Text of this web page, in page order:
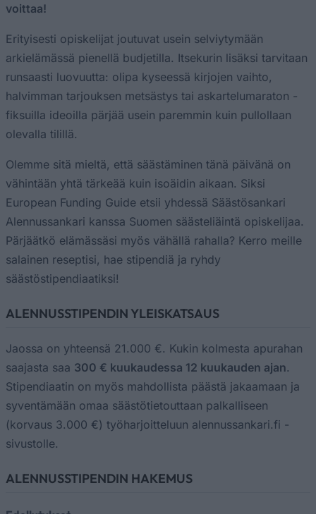
voittaa!
Erityisesti opiskelijat joutuvat usein selviytymään
arkielämässä pienellä budjetilla. Itsekurin lisäksi tarvitaan
runsaasti luovuutta: olipa kyseessä kirjojen vaihto,
halvimman tarjouksen metsästys tai askartelumaraton -
fiksuilla ideoilla pärjää usein paremmin kuin pullollaan
olevalla tilillä.
Olemme sitä mieltä, että säästäminen tänä päivänä on
vähintään yhtä tärkeää kuin isoäidin aikaan. Siksi
European Funding Guide etsii yhdessä Säästösankari
Alennussankari kanssa Suomen säästeliäintä opiskelijaa.
Pärjäätkö elämässäsi myös vähällä rahalla? Kerro meille
salainen reseptisi, hae stipendiä ja ryhdy
säästöstipendiaatiksi!
ALENNUSSTIPENDIN YLEISKATSAUS
Jaossa on yhteensä 21.000 €. Kukin kolmesta apurahan
saajasta saa 300 € kuukaudessa 12 kuukauden ajan.
Stipendiaatin on myös mahdollista päästä jakaamaan ja
syventämään omaa säästötietouttaan palkalliseen
(korvaus 3.000 €) työharjoitteluun alennussankari.fi -
sivustolle.
ALENNUSSTIPENDIN HAKEMUS